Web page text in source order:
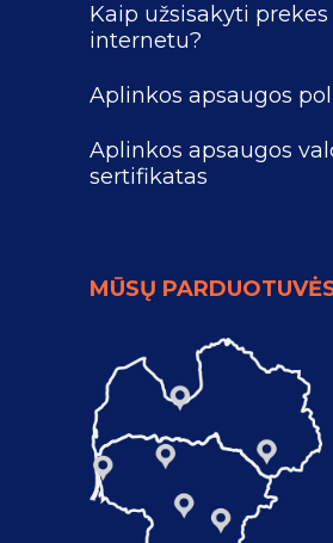
Kaip užsisakyti prekes
internetu?
Aplinkos apsaugos
Aplinkos apsaugos
sertifikatas
MŪSŲ